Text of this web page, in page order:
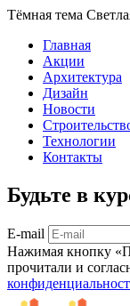
Тёмная тема
Главная
Акции
Архитектура
Дизайн
Новости
Технологии
Контакты
Будьте в
E-mail
Нажимая кнопку
прочитали и